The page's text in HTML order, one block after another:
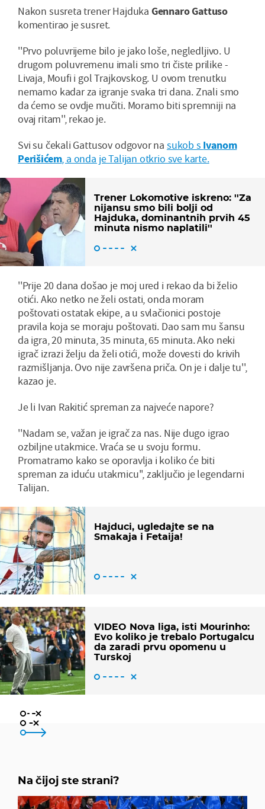
Nakon susreta trener Hajduka Gennaro Gattuso
komentirao je susret.
''Prvo poluvrijeme bilo je jako loše, negledljivo. U
drugom poluvremenu imali smo tri čiste prilike -
Livaja, Moufi i gol Trajkovskog. U ovom trenutku
nemamo kadar za igranje svaka tri dana. Znali smo
da ćemo se ovdje mučiti. Moramo biti spremniji na
ovaj ritam'', rekao je.
Svi su čekali Gattusov odgovor na sukob s Ivanom
Perišićem, a onda je Talijan otkrio sve karte.
Trener Lokomotive iskreno: ''Za
nijansu smo bili bolji od
Hajduka, dominantnih prvih 45
minuta nismo naplatili''
''Prije 20 dana došao je moj ured i rekao da bi želio
otići. Ako netko ne želi ostati, onda moram
poštovati ostatak ekipe, a u svlačionici postoje
pravila koja se moraju poštovati. Dao sam mu šansu
da igra, 20 minuta, 35 minuta, 65 minuta. Ako neki
igrač izrazi želju da želi otići, može dovesti do krivih
razmišljanja. Ovo nije završena priča. On je i dalje tu'',
kazao je.
Je li Ivan Rakitić spreman za najveće napore?
''Nadam se, važan je igrač za nas. Nije dugo igrao
ozbiljne utakmice. Vraća se u svoju formu.
Promatramo kako se oporavlja i koliko će biti
spreman za iduću utakmicu'', zaključio je legendarni
Talijan.
Hajduci, ugledajte se na
Smakaja i Fetaija!
VIDEO Nova liga, isti Mourinho:
Evo koliko je trebalo Portugalcu
da zaradi prvu opomenu u
Turskoj
Na čijoj ste strani?